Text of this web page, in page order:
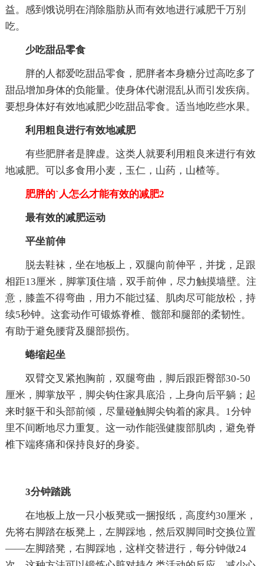
益。感到饿说明在消除脂肪从而有效地进行减肥千万别
吃。
少吃甜品零食
胖的人都爱吃甜品零食，肥胖者本身糖分过高吃多了
甜品增加身体的负能量。使身体代谢混乱从而引发疾病。
要想身体好有效地减肥少吃甜品零食。适当地吃些水果。
利用粗良进行有效地减肥
有些肥胖者是脾虚。这类人就要利用粗良来进行有效
地减肥。可以多食用小麦，玉仁，山药，山楂等。
肥胖的`人怎么才能有效的减肥2
最有效的减肥运动
平坐前伸
脱去鞋袜，坐在地板上，双腿向前伸平，并拢，足跟
相距13厘米，脚掌顶住墙，双手前伸，尽力触摸墙壁。注
意，膝盖不得弯曲，用力不能过猛、肌肉尽可能放松，持
续5秒钟。这套动作可锻炼脊椎、髋部和腿部的柔韧性。
有助于避免腰背及腿部损伤。
蜷缩起坐
双臂交叉紧抱胸前，双腿弯曲，脚后跟距臀部30-50
厘米，脚掌放平，脚尖钩住家具底沿，上身向后平躺；起
来时躯干和头部前倾，尽量碰触脚尖钩着的家具。1分钟
里不间断地尽力重复。这一动作能强健腹部肌肉，避免脊
椎下端疼痛和保持良好的身姿。
3分钟踏跳
在地板上放一只小板凳或一捆报纸，高度约30厘米，
先将右脚踏在板凳上，左脚踩地，然后双脚同时交换位置
——左脚踏凳，右脚踩地，这样交替进行，每分钟做24